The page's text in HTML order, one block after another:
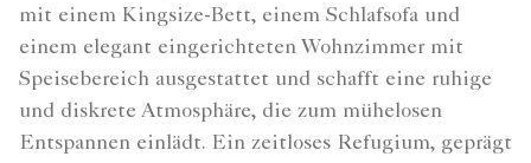
mit einem Kingsize-Bett, einem Schlafsofa und
einem elegant eingerichteten Wohnzimmer mit
Speisebereich ausgestattet und schafft eine ruhige
und diskrete Atmosphäre, die zum mühelosen
Entspannen einlädt. Ein zeitloses Refugium, geprägt